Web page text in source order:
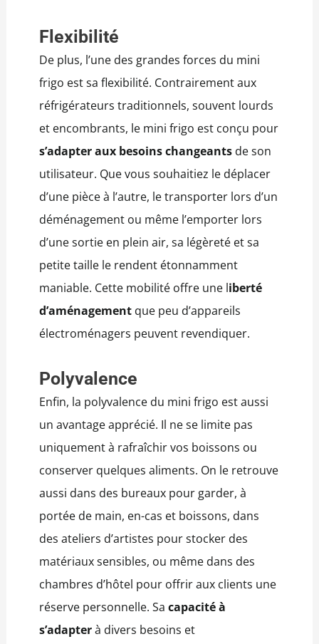
Flexibilité
De plus, l’une des grandes forces du mini
frigo est sa flexibilité. Contrairement aux
réfrigérateurs traditionnels, souvent lourds
et encombrants, le mini frigo est conçu pour
s’adapter aux besoins changeantsde son
utilisateur. Que vous souhaitiez le déplacer
d’une pièce à l’autre, le transporter lors d’un
déménagement ou même l’emporter lors
d’une sortie en plein air, sa légèreté et sa
petite taille le rendent étonnamment
maniable. Cette mobilité offre une liberté
d’aménagementque peu d’appareils
électroménagers peuvent revendiquer.
Polyvalence
Enfin, la polyvalence du mini frigo est aussi
un avantage apprécié. Il ne se limite pas
uniquement à rafraîchir vos boissons ou
conserver quelques aliments. On le retrouve
aussi dans des bureaux pour garder, à
portée de main, en-cas et boissons, dans
des ateliers d’artistes pour stocker des
matériaux sensibles, ou même dans des
chambres d’hôtel pour offrir aux clients une
réserve personnelle. Sa capacité à
s’adapterà divers besoins et